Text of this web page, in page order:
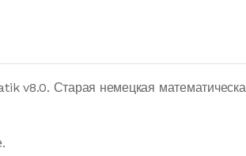
v8.0. Старая немецкая